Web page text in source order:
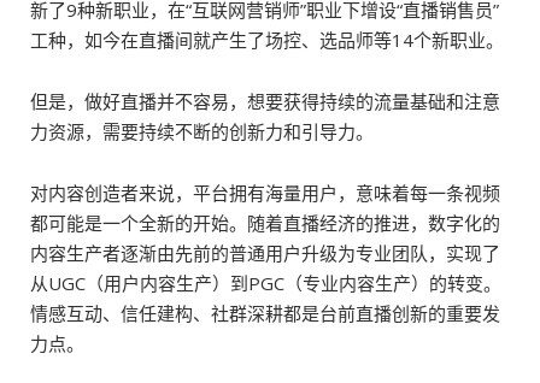
新了9种新职业，在“互联网营销师”职业下增设“直播销售员”
工种，如今在直播间就产生了场控、选品师等14个新职业。
但是，做好直播并不容易，想要获得持续的流量基础和注意
力资源，需要持续不断的创新力和引导力。
对内容创造者来说，平台拥有海量用户，意味着每一条视频
都可能是一个全新的开始。随着直播经济的推进，数字化的
内容生产者逐渐由先前的普通用户升级为专业团队，实现了
从UGC（用户内容生产）到PGC（专业内容生产）的转变。
情感互动、信任建构、社群深耕都是台前直播创新的重要发
力点。